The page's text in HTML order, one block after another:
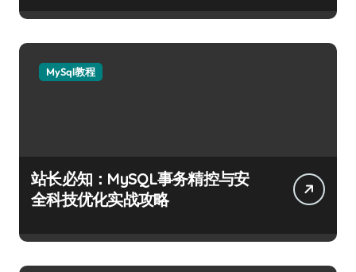
MySql教程
站长必知：MySQL事务精控与安
全科技优化实战攻略